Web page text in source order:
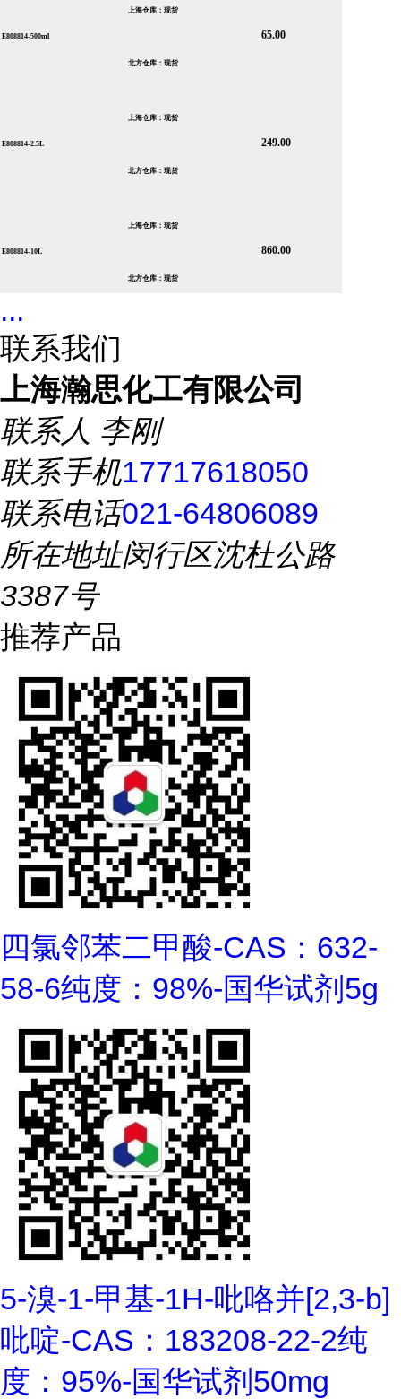
E808814-500ml
上海仓库：现货
北方仓库：现货
65.00
E808814-2.5L
上海仓库：现货
北方仓库：现货
249.00
E808814-10L
上海仓库：现货
北方仓库：现货
860.00
...
联系我们
上海瀚思化工有限公司
联系人 李刚
联系手机17717618050
联系电话021-64806089
所在地址闵行区沈杜公路
3387号
推荐产品
四氯邻苯二甲酸-CAS：632-
58-6纯度：98%-国华试剂5g
5-溴-1-甲基-1H-吡咯并[2,3-b]
吡啶-CAS：183208-22-2纯
度：95%-国华试剂50mg